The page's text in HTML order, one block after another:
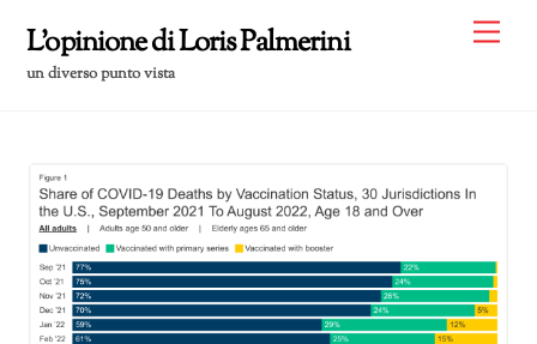
content
L'opinione di Loris Palmerini
un diverso punto vista